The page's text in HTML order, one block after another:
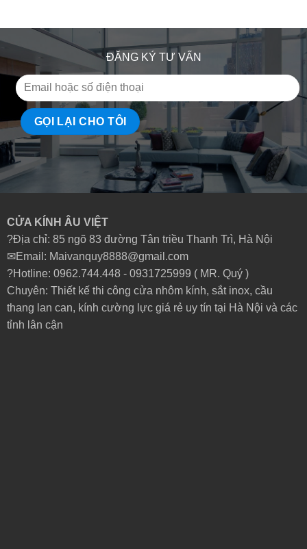
ĐĂNG KÝ TƯ VẤN
CỬA KÍNH ÂU VIỆT
?Địa chỉ: 85 ngõ 83 đường Tân triều Thanh Trì, Hà Nội
✉Email: Maivanquy8888@gmail.com
?Hotline: 0962.744.448 - 0931725999 ( MR. Quý )
Chuyên: Thiết kế thi công cửa nhôm kính, sắt inox, cầu
thang lan can, kính cường lực giá rẻ uy tín tại Hà Nội và các
tỉnh lân cận